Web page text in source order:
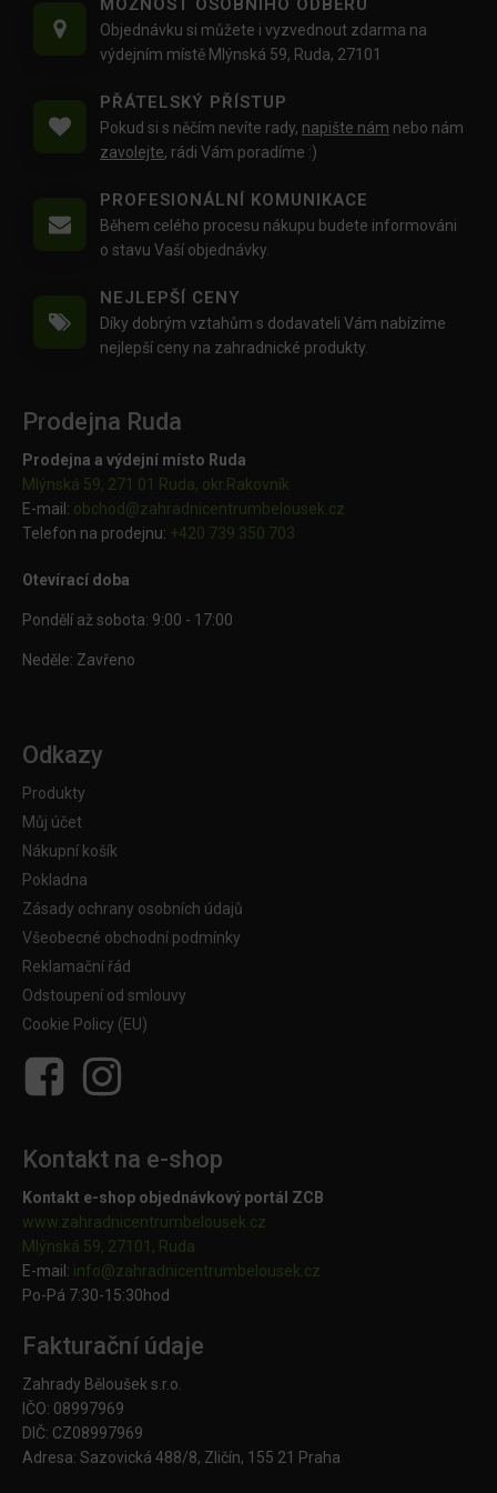
MOŽNOST OSOBNÍHO ODBĚRU
Objednávku si můžete i vyzvednout zdarma na
výdejním místě Mlýnská 59, Ruda, 27101
PŘÁTELSKÝ PŘÍSTUP
Pokud si s něčím nevíte rady, napište nám nebo nám
zavolejte, rádi Vám poradíme :)
PROFESIONÁLNÍ KOMUNIKACE
Během celého procesu nákupu budete informováni
o stavu Vaší objednávky.
NEJLEPŠÍ CENY
Díky dobrým vztahům s dodavateli Vám nabízíme
nejlepší ceny na zahradnické produkty.
Prodejna Ruda
Prodejna a výdejní místo Ruda
Mlýnská 59, 271 01 Ruda, okr.Rakovník
E-mail: obchod@zahradnicentrumbelousek.cz
Telefon na prodejnu: +420 739 350 703
Otevírací doba
Pondělí až sobota: 9:00 - 17:00
Neděle: Zavřeno
Odkazy
Produkty
Můj účet
Nákupní košík
Pokladna
Zásady ochrany osobních údajů
Všeobecné obchodní podmínky
Reklamační řád
Odstoupení od smlouvy
Cookie Policy (EU)
Kontakt na e-shop
Kontakt e-shop objednávkový portál ZCB
www.zahradnicentrumbelousek.cz
Mlýnská 59, 27101, Ruda
E-mail: info@zahradnicentrumbelousek.cz
Po-Pá 7:30-15:30hod
Fakturační údaje
Zahrady Běloušek s.r.o.
IČO: 08997969
DIČ: CZ08997969
Adresa: Sazovická 488/8, Zličín, 155 21 Praha